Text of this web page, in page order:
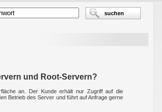
und Root-Servern?
an. Der Kunde erhält nur Zugriff auf die
Betrieb des Server und führt auf Anfrage gerne